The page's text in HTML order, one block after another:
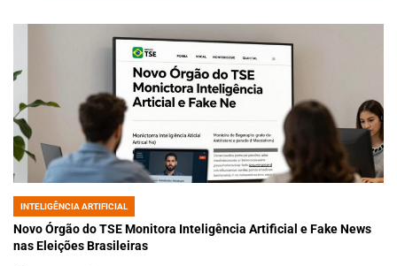
POSTED
IN
INTELIGÊNCIA ARTIFICIAL
Novo Órgão do TSE Monitora Inteligência Artificial e Fake News
nas Eleições Brasileiras